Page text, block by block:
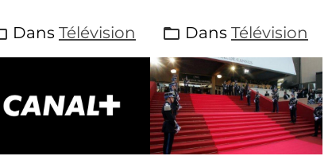
Dans Télévision Dans Télévision